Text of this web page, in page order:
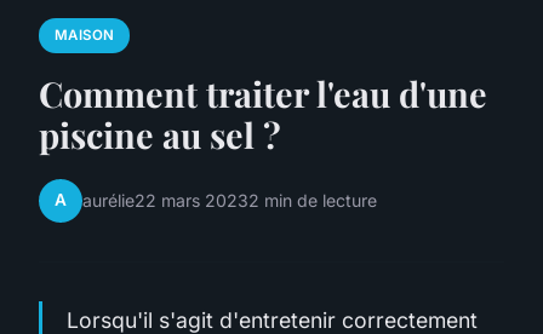
MAISON
Comment traiter l'eau d'une
piscine au sel ?
A aurélie22 mars 20232 min de lecture
Lorsqu'il s'agit d'entretenir correctement